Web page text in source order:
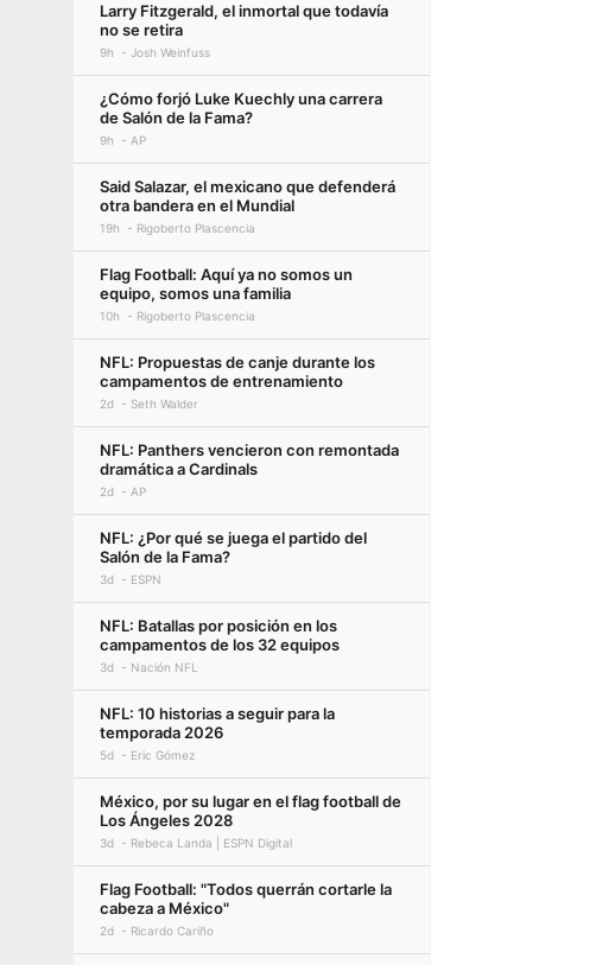
Larry Fitzgerald, el inmortal que todavía
no se retira
9h Josh Weinfuss
¿Cómo forjó Luke Kuechly una carrera
de Salón de la Fama?
9h AP
Said Salazar, el mexicano que defenderá
otra bandera en el Mundial
19h Rigoberto Plascencia
Flag Football: Aquí ya no somos un
equipo, somos una familia
10h Rigoberto Plascencia
NFL: Propuestas de canje durante los
campamentos de entrenamiento
2d Seth Walder
NFL: Panthers vencieron con remontada
dramática a Cardinals
2d AP
NFL: ¿Por qué se juega el partido del
Salón de la Fama?
3d ESPN
NFL: Batallas por posición en los
campamentos de los 32 equipos
3d Nación NFL
NFL: 10 historias a seguir para la
temporada 2026
5d Eric Gómez
México, por su lugar en el flag football de
Los Ángeles 2028
3d Rebeca Landa | ESPN Digital
Flag Football: "Todos querrán cortarle la
cabeza a México"
2d Ricardo Cariño